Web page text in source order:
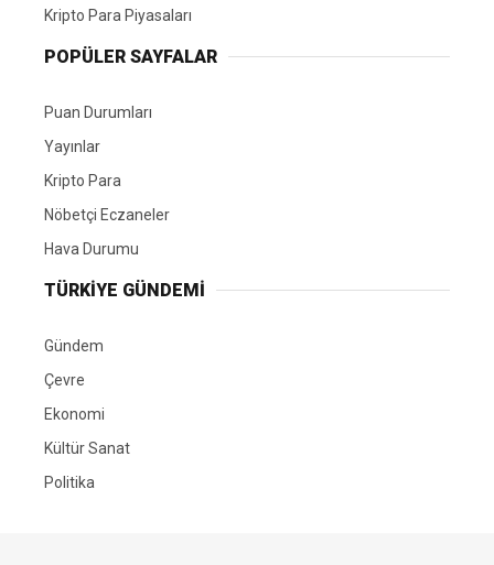
Kripto Para Piyasaları
POPÜLER SAYFALAR
Puan Durumları
Yayınlar
Kripto Para
Nöbetçi Eczaneler
Hava Durumu
TÜRKIYE GÜNDEMI
Gündem
Çevre
Ekonomi
Kültür Sanat
Politika